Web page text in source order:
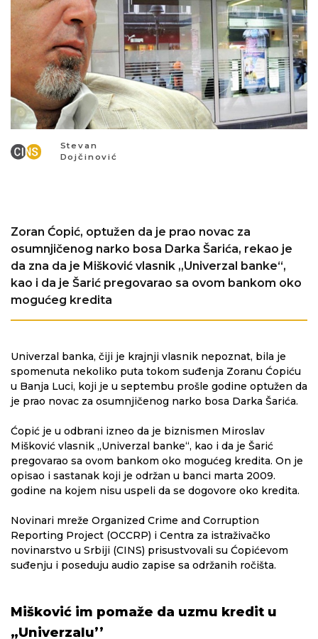
Stevan
Dojčinović
Zoran Ćopić, optužen da je prao novac za
osumnjičenog narko bosa Darka Šarića, rekao je
da zna da je Mišković vlasnik „Univerzal banke“,
kao i da je Šarić pregovarao sa ovom bankom oko
mogućeg kredita
Univerzal banka, čiji je krajnji vlasnik nepoznat, bila je
spomenuta nekoliko puta tokom suđenja Zoranu Ćopiću
u Banja Luci, koji je u septembu prošle godine optužen da
je prao novac za osumnjičenog narko bosa Darka Šarića.
Ćopić je u odbrani izneo da je biznismen Miroslav
Mišković vlasnik „Univerzal banke“, kao i da je Šarić
pregovarao sa ovom bankom oko mogućeg kredita. On je
opisao i sastanak koji je održan u banci marta 2009.
godine na kojem nisu uspeli da se dogovore oko kredita.
Novinari mreže Organized Crime and Corruption
Reporting Project (OCCRP) i Centra za istraživačko
novinarstvo u Srbiji (CINS) prisustvovali su Ćopićevom
suđenju i poseduju audio zapise sa održanih ročišta.
Mišković im pomaže da uzmu kredit u
„Univerzalu’’